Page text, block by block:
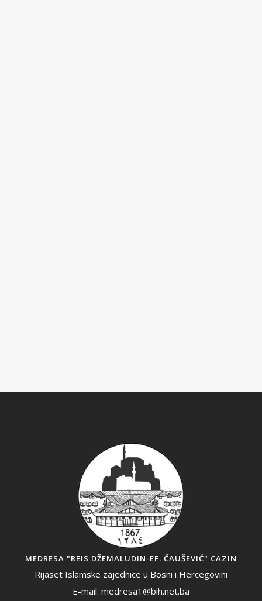
MEDRESA "REIS DŽEMALUDIN-EF. ČAUŠEVIĆ" CAZIN
Rijaset Islamske zajednice u Bosni i Hercegovini
E-mail: medresa1@bih.net.ba